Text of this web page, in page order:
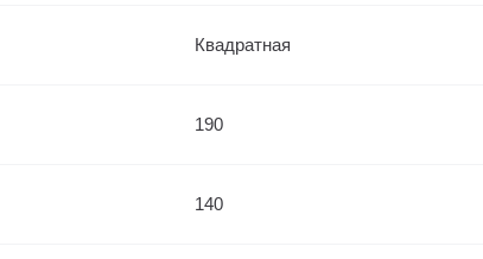
Квадратная
190
140